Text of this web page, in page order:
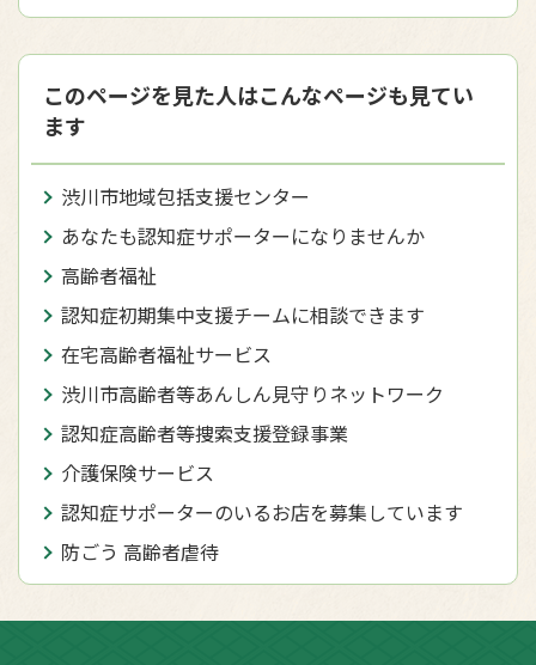
このページを見た人はこんなページも見てい
ます
渋川市地域包括支援センター
あなたも認知症サポーターになりませんか
高齢者福祉
認知症初期集中支援チームに相談できます
在宅高齢者福祉サービス
渋川市高齢者等あんしん見守りネットワーク
認知症高齢者等捜索支援登録事業
介護保険サービス
認知症サポーターのいるお店を募集しています
防ごう 高齢者虐待